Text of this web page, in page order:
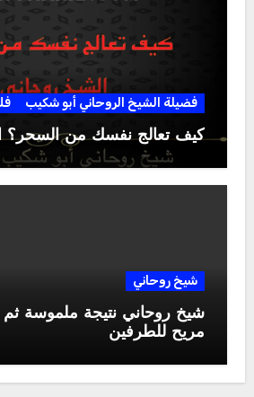
فضيلة الشيخ الروحاني أبو شكيب
كيف تعالج نفسك من السحر؟
شيخ روحاني
شيخ روحاني نتيجة ملموسة ثم
مريح للطرفين